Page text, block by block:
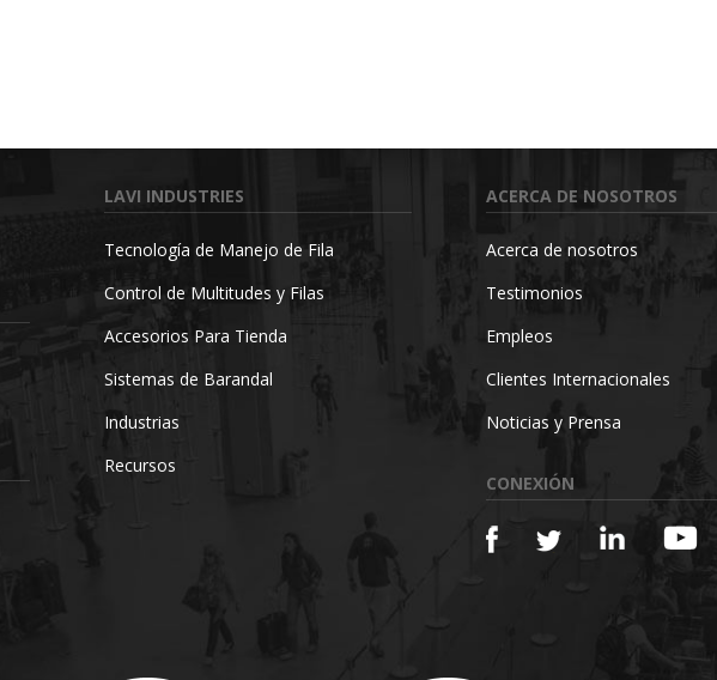
LAVI INDUSTRIES
Tecnología de Manejo de Fila
Control de Multitudes y Filas
Accesorios Para Tienda
Sistemas de Barandal
Industrias
Recursos
ACERCA DE NOSOTROS
Acerca de nosotros
Testimonios
Empleos
Clientes Internacionales
Noticias y Prensa
CONEXIÓN